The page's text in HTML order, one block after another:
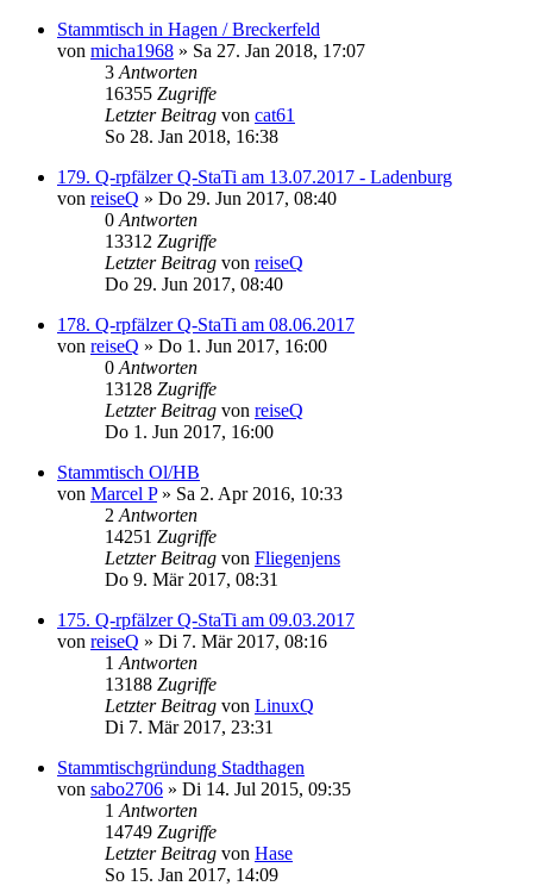
Stammtisch in Hagen / Breckerfeld
von micha1968 » Sa 27. Jan 2018, 17:07
3 Antworten
16355 Zugriffe
Letzter Beitrag von cat61
So 28. Jan 2018, 16:38
179. Q-rpfälzer Q-StaTi am 13.07.2017 - Ladenburg
von reiseQ » Do 29. Jun 2017, 08:40
0 Antworten
13312 Zugriffe
Letzter Beitrag von reiseQ
Do 29. Jun 2017, 08:40
178. Q-rpfälzer Q-StaTi am 08.06.2017
von reiseQ » Do 1. Jun 2017, 16:00
0 Antworten
13128 Zugriffe
Letzter Beitrag von reiseQ
Do 1. Jun 2017, 16:00
Stammtisch Ol/HB
von Marcel P» Sa 2. Apr 2016, 10:33
2 Antworten
14251 Zugriffe
Letzter Beitrag von Fliegenjens
Do 9. Mär 2017, 08:31
175. Q-rpfälzer Q-StaTi am 09.03.2017
von reiseQ » Di 7. Mär 2017, 08:16
1 Antworten
13188 Zugriffe
Letzter Beitrag von LinuxQ
Di 7. Mär 2017, 23:31
Stammtischgründung Stadthagen
von sabo2706 » Di 14. Jul 2015, 09:35
1 Antworten
14749 Zugriffe
Letzter Beitrag von Hase
So 15. Jan 2017, 14:09